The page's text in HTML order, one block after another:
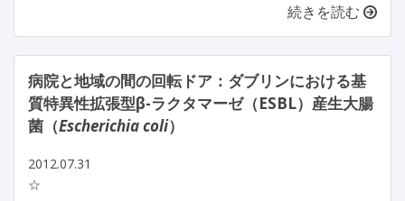
続きを読む
病院と地域の間の回転ドア：ダブリンにおける基
質特異性拡張型β-ラクタマーゼ（ESBL）産生大腸
菌（Escherichia coli）
2012.07.31
☆